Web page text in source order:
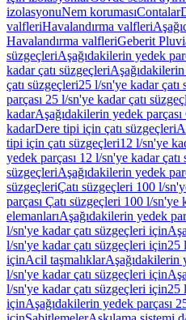
izolasyonuNem korumasıContalar
valfleriHavalandırma valfleri
Havalandırma valfleriGeberit
süzgeçleriAşağıdakilerin yedek
kadar çatı süzgeçleri
çatı süzgeçleri25 l/sn'ye kadar çatı
parçası 25 l/sn'ye kadar çatı
kadarAşağıdakilerin yedek
kadarDere tipi için çatı süzgeçleri
tipi için çatı süzgeçleri12 l/sn'ye
yedek parçası 12 l/sn'ye kadar çatı
süzgeçleriAşağıdakilerin yedek
süzgeçleriÇatı süzgeçleri 100 l/
parçası Çatı süzgeçleri 100 l/sn'ye
elemanlarıAşağıdakilerin yedek
l/sn'ye kadar çatı süzgeçleri için
l/sn'ye kadar çatı süzgeçleri için25
içinAcil taşmalıklarAşağıdakilerin
l/sn'ye kadar çatı süzgeçleri için
l/sn'ye kadar çatı süzgeçleri için25
içinAşağıdakilerin yedek parçası